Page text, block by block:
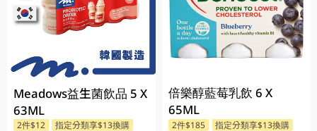
Meadows益生菌飲品 5 X
63ML
2件$12 指定分類享$13換購
倍樂醇藍莓乳飲 6 X
65ML
2件$185 指定分類享$13換購